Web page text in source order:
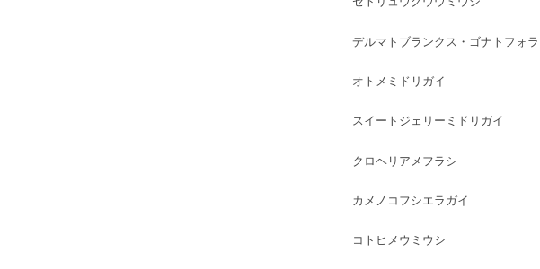
デルマトブランクス・ゴナトフォラ
オトメミドリガイ
スイートジェリーミドリガイ
クロヘリアメフラシ
カメノコフシエラガイ
コトヒメウミウシ